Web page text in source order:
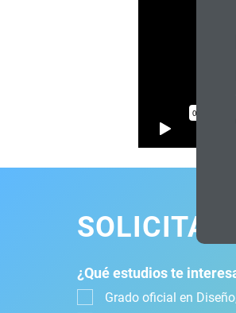
SOLICITA
¿Qué estudios te
Grado oficial en